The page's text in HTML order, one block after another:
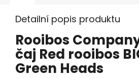
Detailní popis produktu
Rooibos
čaj Red rooibos
Green Heads